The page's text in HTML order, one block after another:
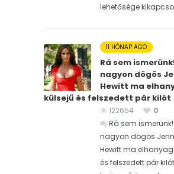
lehetősége
11 HÓNAP AGO
Rá sem
nagyon dögös
Hewitt ma
külsejű és felszedett pár kilót
122654
0
Rá sem
nagyon dögös
Hewitt ma
és felszedett pár kilót